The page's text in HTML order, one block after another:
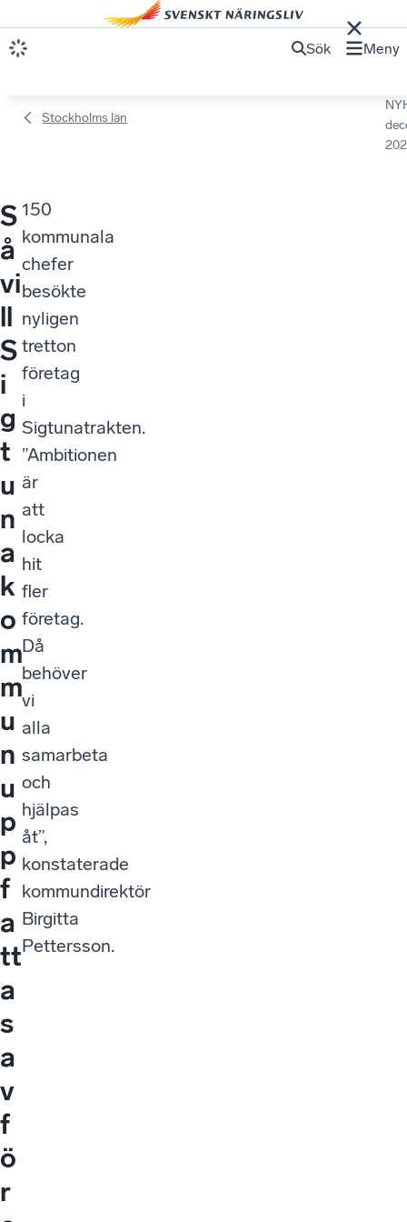
Sök Meny
Stockholms län
S
å
vi
ll
S
i
g
t
u
n
a
k
o
m
m
u
n
u
p
p
f
a
tt
a
s
a
v
f
ö
r
150
kommunala
chefer
besökte
nyligen
tretton
företag
i
Sigtunatrakten.
”Ambitionen
är
att
locka
hit
fler
företag.
Då
behöver
vi
alla
samarbeta
och
hjälpas
åt”,
konstaterade
kommundirektör
Birgitta
Pettersson.